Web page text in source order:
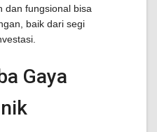
dan fungsional bisa
baik dari segi
Gaya